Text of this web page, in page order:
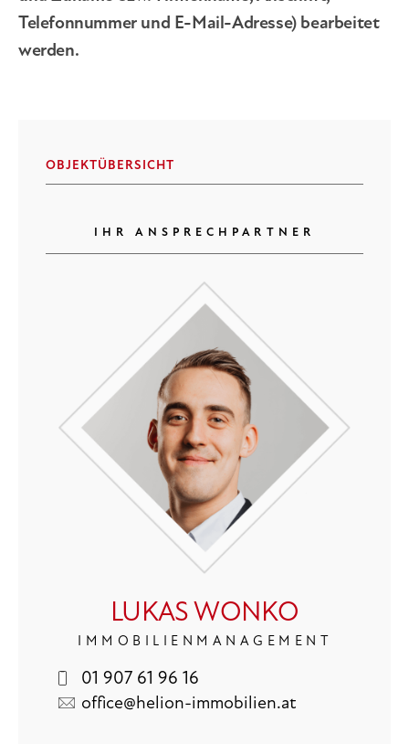
Telefonnummer und E-Mail-Adresse) bearbeitet
werden.
OBJEKTÜBERSICHT
IHR ANSPRECHPARTNER
LUKAS WONKO
IMMOBILIENMANAGEMENT
01 907 61 96 16
office@helion-immobilien.at